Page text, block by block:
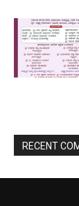
RECENT